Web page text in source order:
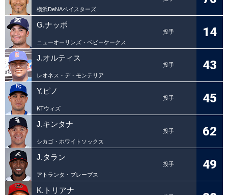
横浜DeNAベイスターズ
G.ナッポ
投手
ニューオーリンズ・ベビーケークス
14
J.オルティス
投手
レオネス・デ・モンテリア
43
Y.ピノ
投手
KTウィズ
45
J.キンタナ
投手
シカゴ・ホワイトソックス
62
J.タラン
投手
アトランタ・ブレーブス
49
K.トリアナ